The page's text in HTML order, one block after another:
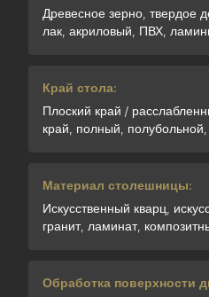
Древесное зерно, твердое
лак, акриловый, ПВХ,
Край стола:
Плоский край /
край, полный,
Материал столешницы:
Искусственный кварц,
гранит, ламинат,
Обработка поверхности